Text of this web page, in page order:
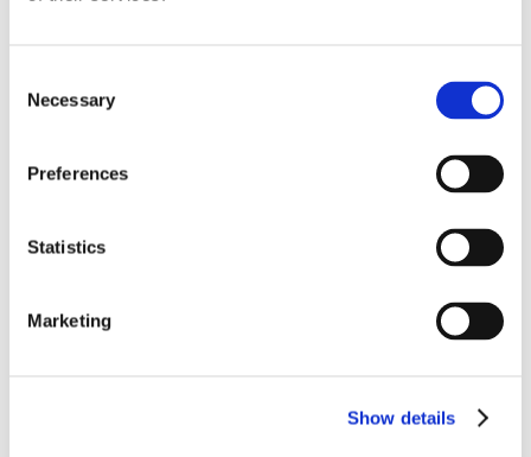
Selection
Necessary
Preferences
Statistics
Marketing
Show details
Roberto De Gaetano